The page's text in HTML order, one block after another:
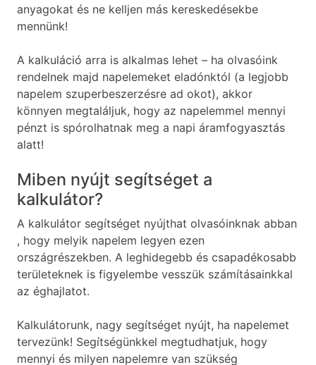
anyagokat és ne kelljen más kereskedésekbe
mennünk!
A kalkuláció arra is alkalmas lehet – ha olvasóink
rendelnek majd napelemeket eladónktól (a legjobb
napelem szuperbeszerzésre ad okot), akkor
könnyen megtaláljuk, hogy az napelemmel mennyi
pénzt is spórolhatnak meg a napi áramfogyasztás
alatt!
Miben nyújt segítséget a
kalkulátor?
A kalkulátor segítséget nyújthat olvasóinknak abban
, hogy melyik napelem legyen ezen
országrészekben. A leghidegebb és csapadékosabb
területeknek is figyelembe vesszük számításainkkal
az éghajlatot.
Kalkulátorunk, nagy segítséget nyújt, ha napelemet
tervezünk! Segítségünkkel megtudhatjuk, hogy
mennyi és milyen napelemre van szükség